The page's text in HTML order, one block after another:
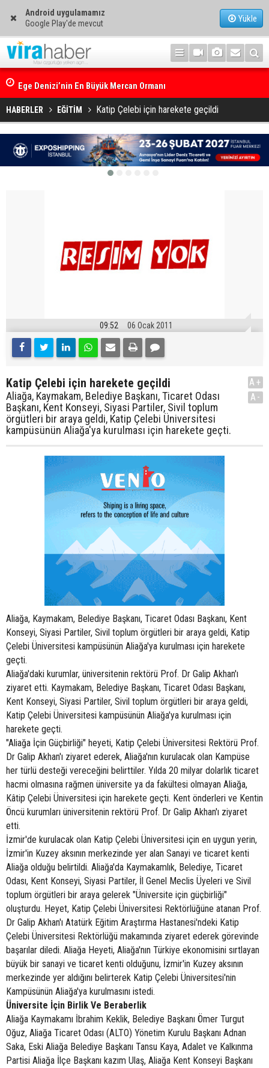
Android uygulamamız
Google Play'de mevcut
Yükle
Ege Denizi’nin En Büyük Mercan Ormanı
HABERLER EĞİTİM Katip Çelebi için harekete geçildi
09:52 06 Ocak 2011
Katip Çelebi için harekete geçildi
Aliağa, Kaymakam, Belediye Başkanı, Ticaret Odası
Başkanı, Kent Konseyi, Siyasi Partiler, Sivil toplum
örgütleri bir araya geldi, Katip Çelebi Üniversitesi
kampüsünün Aliağa'ya kurulması için harekete geçti.
A+
A-
Aliağa, Kaymakam, Belediye Başkanı, Ticaret Odası Başkanı, Kent
Konseyi, Siyasi Partiler, Sivil toplum örgütleri bir araya geldi, Katip
Çelebi Üniversitesi kampüsünün Aliağa'ya kurulması için harekete
geçti.
Aliağa'daki kurumlar, üniversitenin rektörü Prof. Dr Galip Akhan'ı
ziyaret etti. Kaymakam, Belediye Başkanı, Ticaret Odası Başkanı,
Kent Konseyi, Siyasi Partiler, Sivil toplum örgütleri bir araya geldi,
Katip Çelebi Üniversitesi kampüsünün Aliağa'ya kurulması için
harekete geçti.
"Aliağa İçin Güçbirliği" heyeti, Katip Çelebi Üniversitesi Rektörü Prof.
Dr Galip Akhan'ı ziyaret ederek, Aliağa'nın kurulacak olan Kampüse
her türlü desteği vereceğini belirttiler. Yılda 20 milyar dolarlık ticaret
hacmi olmasına rağmen üniversite ya da fakültesi olmayan Aliağa,
Kâtip Çelebi Üniversitesi için harekete geçti. Kent önderleri ve Kentin
Öncü kurumları üniversitenin rektörü Prof. Dr Galip Akhan'ı ziyaret
etti.
İzmir'de kurulacak olan Katip Çelebi Üniversitesi için en uygun yerin,
İzmir'in Kuzey aksının merkezinde yer alan Sanayi ve ticaret kenti
Aliağa olduğu belirtildi. Aliağa'da Kaymakamlık, Belediye, Ticaret
Odası, Kent Konseyi, Siyasi Partiler, İl Genel Meclis Üyeleri ve Sivil
toplum örgütleri bir araya gelerek "Üniversite için güçbirliği"
oluşturdu. Heyet, Katip Çelebi Üniversitesi Rektörlüğüne atanan Prof.
Dr Galip Akhan'ı Atatürk Eğitim Araştırma Hastanesi'ndeki Katip
Çelebi Üniversitesi Rektörlüğü makamında ziyaret ederek görevinde
başarılar diledi. Aliağa Heyeti, Aliağa'nın Türkiye ekonomisini sırtlayan
büyük bir sanayi ve ticaret kenti olduğunu, İzmir'in Kuzey aksının
merkezinde yer aldığını belirterek Katip Çelebi Üniversitesi'nin
Kampüsünün Aliağa'ya kurulmasını istedi.
Üniversite İçin Birlik Ve Beraberlik
Aliağa Kaymakamı İbrahim Keklik, Belediye Başkanı Ömer Turgut
Oğuz, Aliağa Ticaret Odası (ALTO) Yönetim Kurulu Başkanı Adnan
Saka, Eski Aliağa Belediye Başkanı Tansu Kaya, Adalet ve Kalkınma
Partisi Aliağa İlçe Başkanı kazım Ulaş, Aliağa Kent Konseyi Başkanı